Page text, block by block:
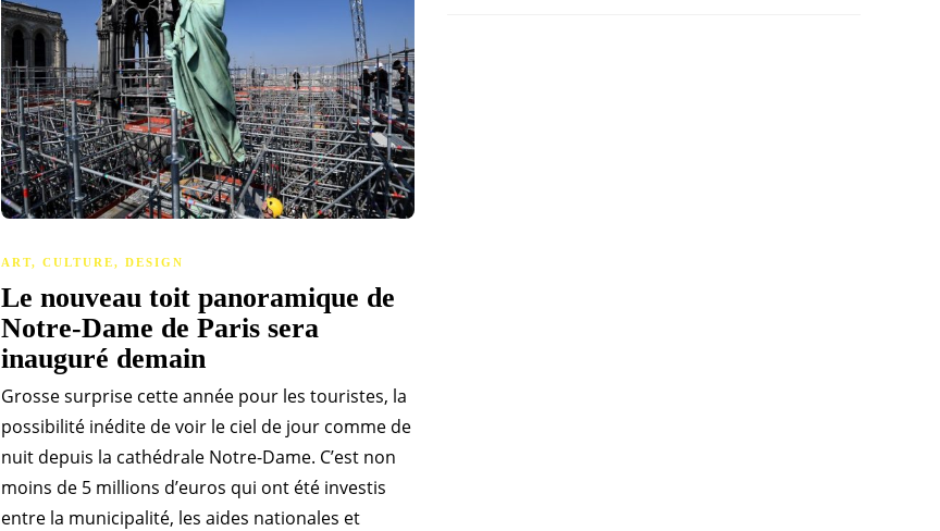
ART, CULTURE, DESIGN
Le nouveau toit panoramique de
Notre-Dame de Paris sera
inauguré demain
Grosse surprise cette année pour les touristes, la
possibilité inédite de voir le ciel de jour comme de
nuit depuis la cathédrale Notre-Dame. C’est non
moins de 5 millions d’euros qui ont été investis
entre la municipalité, les aides nationales et